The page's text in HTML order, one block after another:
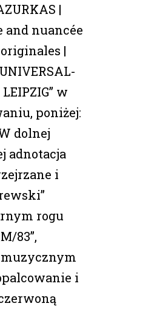
|
and nuancée
|
w
poniżej:
dolnej
adnotacja
i
rogu
83”,
i